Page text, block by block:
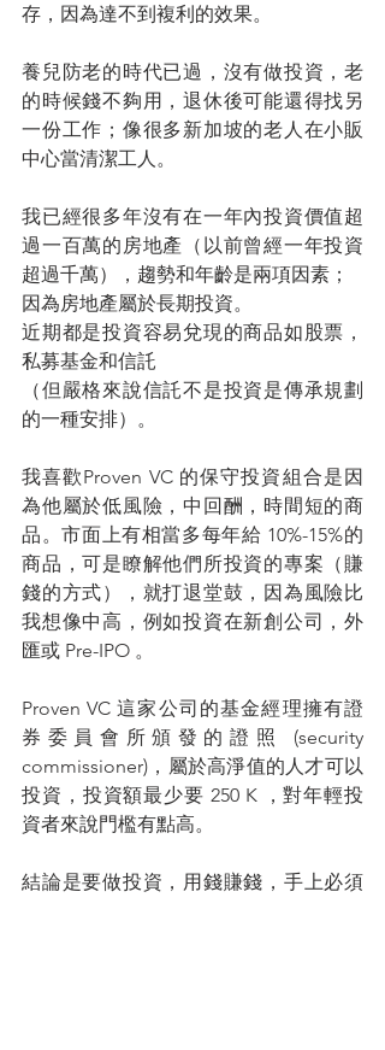
存，因為達不到複利的效果。
養兒防老的時代已過，沒有做投資，老
的時候錢不夠用，退休後可能還得找另
一份工作；像很多新加坡的老人在小販
中心當清潔工人。
我已經很多年沒有在一年內投資價值超
過一百萬的房地產（以前曾經一年投資
超過千萬），趨勢和年齡是兩項因素；
因為房地產屬於長期投資。
近期都是投資容易兌現的商品如股票，
私募基金和信託
（但嚴格來說信託不是投資是傳承規劃
的一種安排）。
我喜歡Proven VC 的保守投資組合是因
為他屬於低風險，中回酬，時間短的商
品。市面上有相當多每年給 10%-15%的
商品，可是瞭解他們所投資的專案（賺
錢的方式），就打退堂鼓，因為風險比
我想像中高，例如投資在新創公司，外
匯或 Pre-IPO 。
Proven VC 這家公司的基金經理擁有證
券委員會所頒發的證照 (security
commissioner)，屬於高淨值的人才可以
投資，投資額最少要 250 K ，對年輕投
資者來說門檻有點高。
結論是要做投資，用錢賺錢，手上必須